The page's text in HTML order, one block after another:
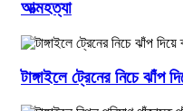
আত্মহত্যা
টাঙ্গাইলে ট্রেনের নিচে ঝাঁপ